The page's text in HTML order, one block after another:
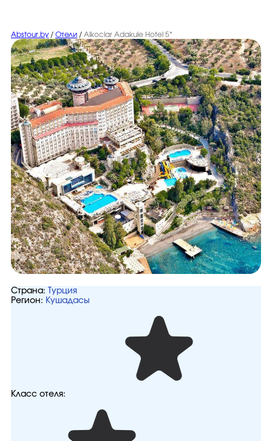
Abstour.by / Отели / Alkoclar Adakule Hotel 5*
Страна:
Турция
Регион: Кушадасы
Класс отеля: